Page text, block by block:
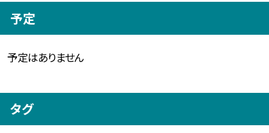
予定
予定はありません
タグ